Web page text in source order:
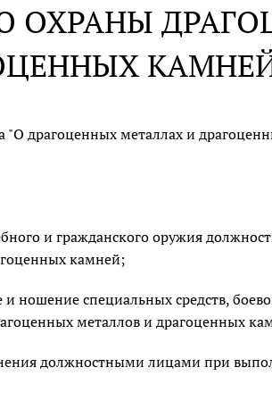
ОХРАНЫ
"О драгоценных металлах и
и гражданского оружия
камней;
специальных средств,
металлов и драгоценных
должностными лицами при